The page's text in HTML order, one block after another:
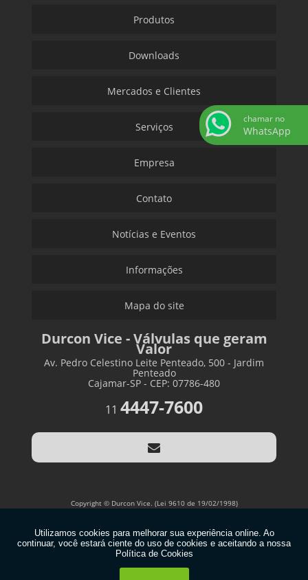
Produtos
Downloads
Mercados e Clientes
Serviços
Empresa
Contato
Notícias e Eventos
Informações
Mapa do site
Durcon Vice - Válvulas que geram
Valor
Av. Pedro Celestino Leite Penteado, 500 - Jardim
Penteado
Cajamar-SP - CEP: 07786-480
11 4447-7600
Copyright © Durcon Vice. (Lei 9610 de 19/02/1998)
W3C
chamar no
WhatsApp